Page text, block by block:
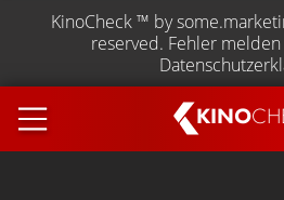
KINO
KinoCheck ™ by
reserved. Fehler melden